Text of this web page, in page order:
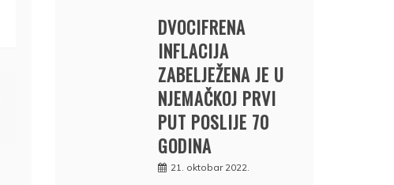
DVOCIFRENA
INFLACIJA
ZABELJEŽENA JE U
NJEMAČKOJ PRVI
PUT POSLIJE 70
GODINA
21. oktobar 2022.